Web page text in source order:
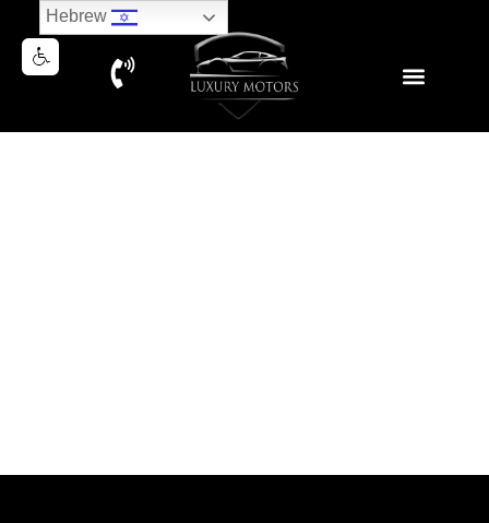
Hebrew